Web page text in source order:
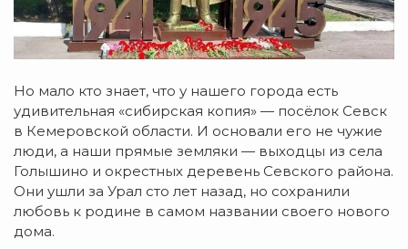
Но мало кто знает, что у нашего города есть
удивительная «сибирская копия» — посёлок Севск
в Кемеровской области. И основали его не чужие
люди, а наши прямые земляки — выходцы из села
Голышино и окрестных деревень Севского района.
Они ушли за Урал сто лет назад, но сохранили
любовь к родине в самом названии своего нового
дома.